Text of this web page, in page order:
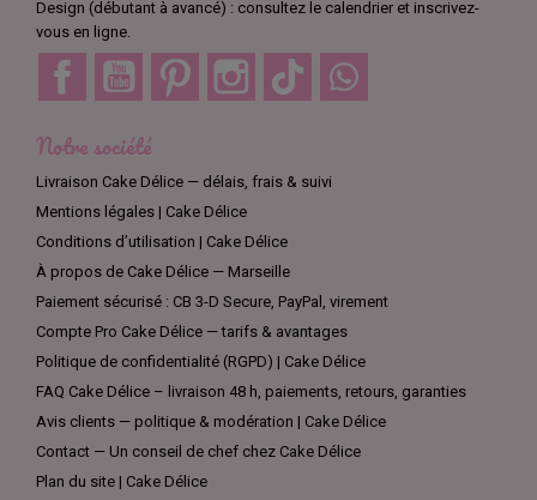
Design (débutant à avancé) : consultez le calendrier et inscrivez-
vous en ligne.
Facebook YouTube Pinterest Instagram TikTok
Notre société
Livraison Cake Délice — délais, frais & suivi
Mentions légales | Cake Délice
Conditions d’utilisation | Cake Délice
À propos de Cake Délice — Marseille
Paiement sécurisé : CB 3-D Secure, PayPal, virement
Compte Pro Cake Délice — tarifs & avantages
Politique de confidentialité (RGPD) | Cake Délice
FAQ Cake Délice – livraison 48 h, paiements, retours, garanties
Avis clients — politique & modération | Cake Délice
Contact — Un conseil de chef chez Cake Délice
Plan du site | Cake Délice